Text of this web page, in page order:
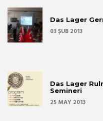
Das Lager
03 ŞUB 2013
Das Lager
Semineri
25 MAY 2013